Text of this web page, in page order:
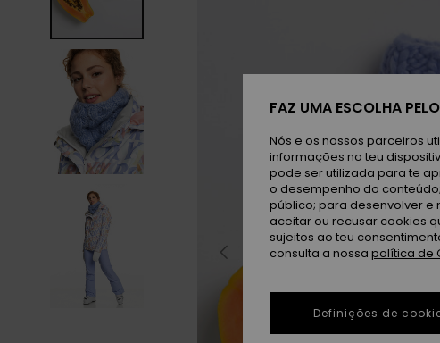
FAZ UMA ESCOLHA
Nós e os nossos parceiros
informações no teu
pode ser utilizada para te
o desempenho do
público; para desenvolver e
aceitar ou recusar cookies
sujeitos ao teu
consulta a nossa política de
Definições de